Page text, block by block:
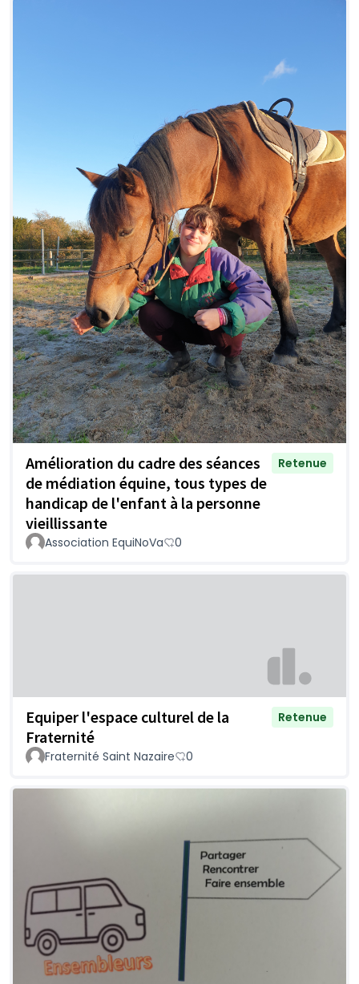
Amélioration du cadre des séances
de médiation équine, tous types de
handicap de l'enfant à la personne
vieillissante
Retenue
Association EquiNoVa 0
Equiper l'espace culturel de la
Fraternité
Retenue
Fraternité Saint Nazaire 0